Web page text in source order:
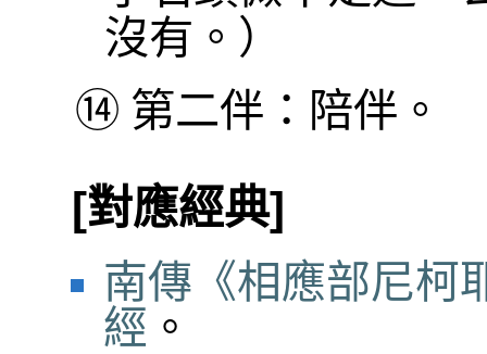
沒有。）
⑭ 第二伴：陪伴。
[對應經典]
南傳《相應部尼柯
經 。